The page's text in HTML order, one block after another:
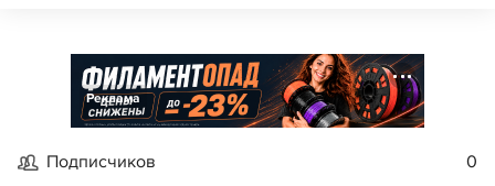
Реклама
Подписчиков 0